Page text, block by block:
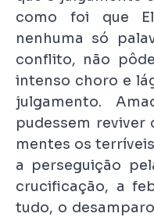
como foi que
nenhuma só
conflito, não
intenso choro e
julgamento.
pudessem reviver
mentes os
a perseguição
crucificação, a
tudo, o